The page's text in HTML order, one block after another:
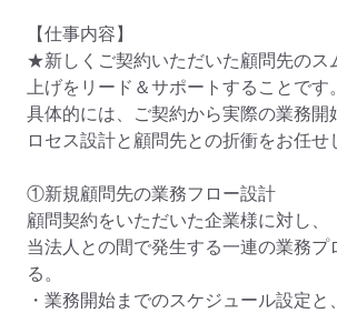
【仕事内容】
★新しくご契約いただいた顧問先のス
上げをリード＆サポートすることです。
具体的には、ご契約から実際の業務開
ロセス設計と顧問先との折衝をお任せ
①新規顧問先の業務フロー設計
顧問契約をいただいた企業様に対し、
当法人との間で発生する一連の業務プ
る。
・業務開始までのスケジュール設定